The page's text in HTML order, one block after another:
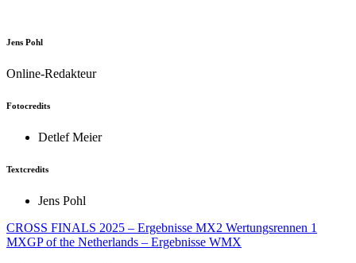
Jens Pohl
Online-Redakteur
Fotocredits
Detlef Meier
Textcredits
Jens Pohl
Beitragsnavigation
CROSS FINALS 2025 – Ergebnisse MX2 Wertungsrennen 1
MXGP of the Netherlands – Ergebnisse WMX